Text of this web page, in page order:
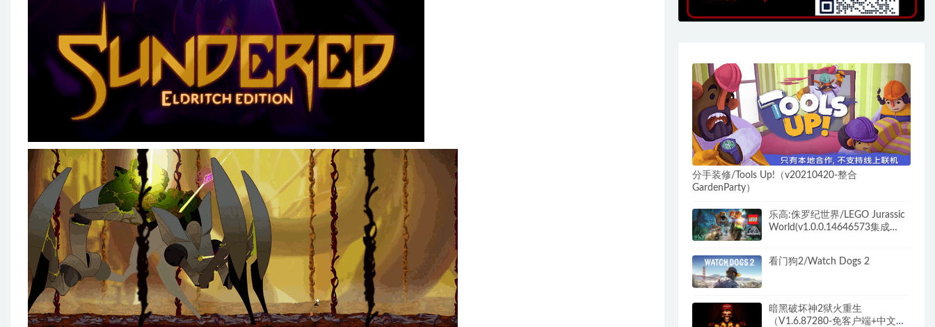
分手装修/Tools Up!（v20210420-整合
GardenParty）
乐高:侏罗纪世界/LEGO Jurassic
World(v1.0.0.14646573集成
看门狗2/Watch Dogs 2
暗黑破坏神2狱火重生
（V1.6.87280-免客户端+中文语